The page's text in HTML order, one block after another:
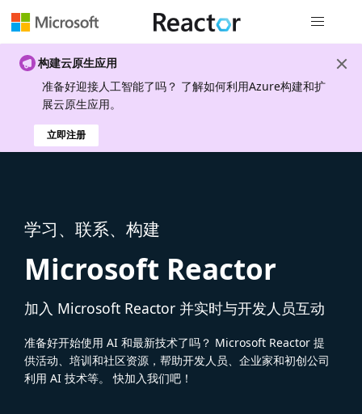
构建云原生应用
准备好迎接人工智能了吗？ 了解如何利用Azure构建和扩
展云原生应用。
立即注册
学习、联系、构建
Microsoft Reactor
加入 Microsoft Reactor 并实时与开发人员互动
准备好开始使用 AI 和最新技术了吗？ Microsoft Reactor 提
供活动、培训和社区资源，帮助开发人员、企业家和初创公司
利用 AI 技术等。 快加入我们吧！